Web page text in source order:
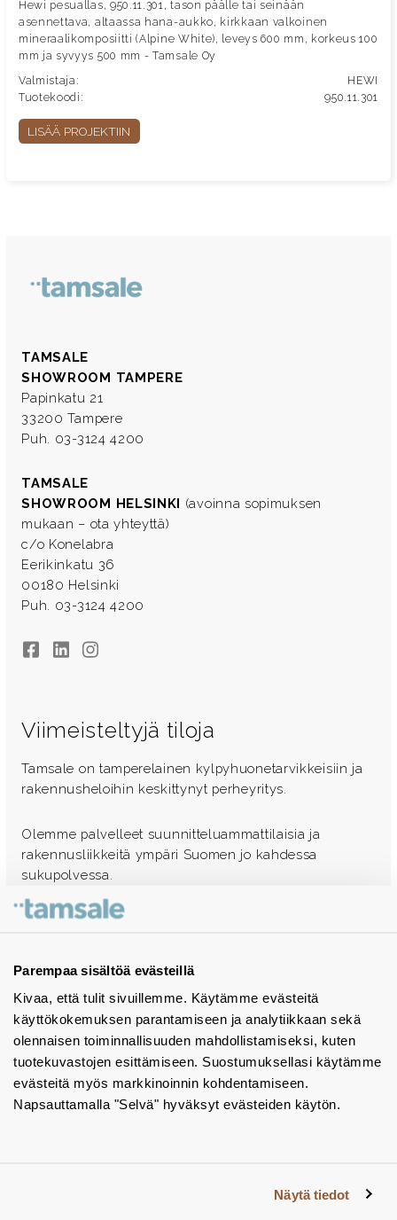
Parempaa sisältöä evästeillä
Kivaa, että tulit sivuillemme. Käytämme evästeitä
käyttökokemuksen parantamiseen ja analytiikkaan sekä
olennaisen toiminnallisuuden mahdollistamiseksi, kuten
tuotekuvastojen esittämiseen. Suostumuksellasi käytämme
evästeitä myös markkinoinnin kohdentamiseen.
Napsauttamalla "Selvä" hyväksyt evästeiden käytön.
Näytä tiedot
Hewi pesuallas, 950.11.301, tason päälle tai seinään
asennettava, altaassa hana-aukko, kirkkaan valkoinen
mineraalikomposiitti (Alpine White), leveys 600 mm, korkeus 100
mm ja syvyys 500 mm - Tamsale Oy
Valmistaja:
HEWI
Tuotekoodi:
950.11.301
LISÄÄ PROJEKTIIN
TAMSALE
SHOWROOM TAMPERE
Papinkatu 21
33200 Tampere
Puh. 03-3124 4200
TAMSALE
SHOWROOM HELSINKI (avoinna sopimuksen
mukaan – ota yhteyttä)
c/o Konelabra
Eerikinkatu 36
00180 Helsinki
Puh. 03-3124 4200
FacebookLinkedInInstagram
Viimeisteltyjä tiloja
Tamsale on tamperelainen kylpyhuonetarvikkeisiin ja
rakennusheloihin keskittynyt perheyritys.
Olemme palvelleet suunnitteluammattilaisia ja
rakennusliikkeitä ympäri Suomen jo kahdessa
sukupolvessa.
Ota yhteyttä - autamme mielellämme
Tuotekuvastot
Instagram
BIM-objektit
Yhteystiedot
Tiedotteet